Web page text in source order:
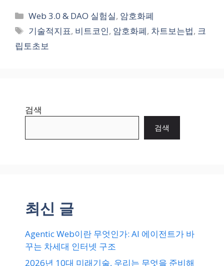
카
테
고
리
Web 3.0 & DAO 실험실, 암호화폐
태
그
기술적지표, 비트코인, 암호화폐, 차트보는법, 크
립토초보
검색
검색
최신 글
Agentic Web이란 무엇인가: AI 에이전트가 바
꾸는 차세대 인터넷 구조
2026년 10대 미래기술, 우리는 무엇을 준비해